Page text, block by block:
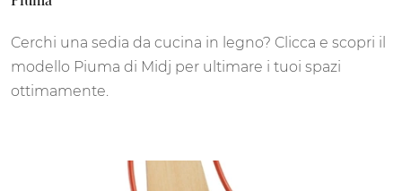
Cerchi una sedia da cucina in legno? Clicca e scopri il
modello Piuma di Midj per ultimare i tuoi spazi
ottimamente.